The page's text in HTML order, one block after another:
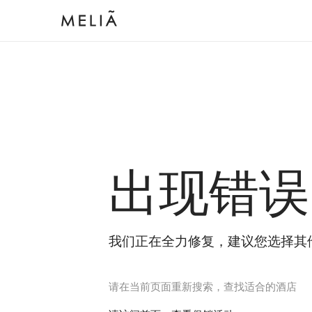
出现错误
我们正在全力修复，建议您选择其
请在当前页面重新搜索，查找适合的酒店